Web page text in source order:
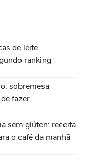
de leite
ranking
sobremesa
fazer
sem glúten: receita
o café da manhã